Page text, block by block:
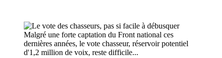
Malgré une forte captation du Front national ces
dernières années, le vote chasseur, réservoir potentiel
d'1,2 million de voix, reste difficile...